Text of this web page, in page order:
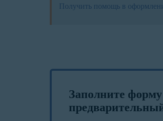
Получить помощь в
Заполните